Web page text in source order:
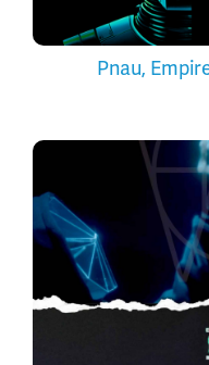
Pnau,